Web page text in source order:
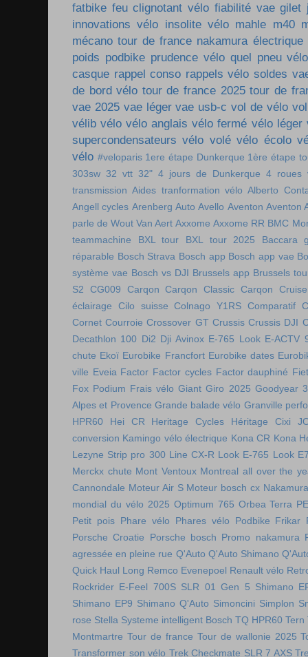
fatbike feu clignotant vélo fiabilité vae gilet
innovations vélo insolite vélo mahle m40
mécano tour de france nakamura électrique
poids podbike prudence vélo quel pneu vélo
casque rappel conso rappels vélo soldes
de bord vélo tour de france 2025 tour de
vae 2025 vae léger vae usb-c vol de vélo
vélib vélo vélo anglais vélo fermé vélo léger
supercondensateurs vélo volé vélo écolo
vélo #veloparis 1ere étape Dunkerque 1ère étape
303sw 32 vtt 32" 4 jours de Dunkerque 4 roues
transmission Aides tranformation vélo Alberto
Angell cycles Arenberg Auto Avello Aventon Aventon
parle de Wout Van Aert Axxome Axxome RR BMC
teammachine
BXL tour BXL tour 2025
Baccara
réparable Bosch Strava Bosch app Bosch app vae
système vae Bosch vs DJI Brussels app Brussels
S2
CG009 Carqon Carqon Classic Carqon Cruise
éclairage
Cilo suisse Colnago Y1RS Comparatif
Cornet Courroie Crossover GT Crussis Crussis DJI
Decathlon 100 Di2 Dji Avinox E-765 Look E-ACTV
chute Ekoï Eurobike Francfort Eurobike dates
ville Eveia Factor Factor cycles Factor dauphiné
Fox Podium Frais vélo Giant Giro 2025 Goodyear
Alpes et Provence Grande balade vélo Granville
HPR60
Hei CR Heritage Cycles Héritage Cixi
conversion Kamingo vélo électrique Kona CR Kona
Lezyne Strip pro 300 Line CX-R Look E-765 Look
Merckx chute Mont Ventoux Montreal all over the
Cannondale Moteur Air S Moteur bosch cx
mondial du vélo 2025 Optimum 765 Orbea Terra
Petit pois Phare vélo Phares vélo Podbike Frikar
Porsche Croatie
Porsche bosch Promo nakamura
agressée en pleine rue Q'Auto Q'Auto Shimano
Quick Haul Long Remco Evenepoel Renault vélo
Rockrider E-Feel 700S SLR 01 Gen 5 Shimano
Shimano EP9 Shimano Q'Auto Simoncini Simplon
rose Stella Systeme intelligent Bosch TQ HPR60 Tern
Montmartre Tour de france Tour de wallonie 2025
Transformer son vélo Trek Checkmate SLR 7 AXS